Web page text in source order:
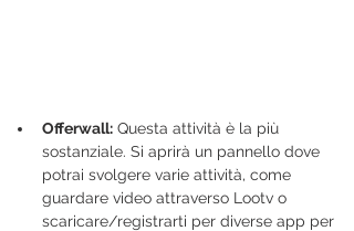
Offerwall: Questa attività è la più
sostanziale. Si aprirà un pannello dove
potrai svolgere varie attività, come
guardare video attraverso Lootv o
scaricare/registrarti per diverse app per